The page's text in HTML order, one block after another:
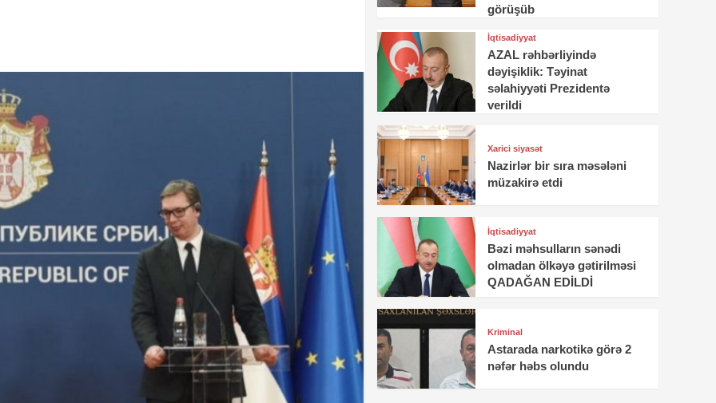
görüşüb
İqtisadiyyat
AZAL rəhbərliyində
dəyişiklik: Təyinat
səlahiyyəti Prezidentə
verildi
Xarici siyasət
Nazirlər bir sıra məsələni
müzakirə etdi
İqtisadiyyat
Bəzi məhsulların sənədi
olmadan ölkəyə gətirilməsi
QADAĞAN EDİLDİ
Kriminal
Astarada narkotikə görə 2
nəfər həbs olundu